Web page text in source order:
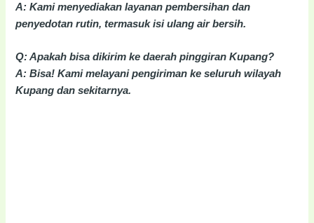
A: Kami menyediakan layanan pembersihan dan
penyedotan rutin, termasuk isi ulang air bersih.
Q: Apakah bisa dikirim ke daerah pinggiran Kupang?
A: Bisa! Kami melayani pengiriman ke seluruh wilayah
Kupang dan sekitarnya.